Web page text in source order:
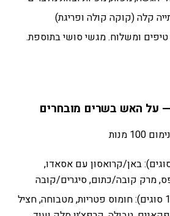
קלה (קוקה קולה ופריגת)
ומשלוח. מגשי סושי בתוספת.
מנות
פנים (4 סוגים): באן/קרואסון עם אסאדו,
מרק קובה/כתום, סיגרים/קובה
מנה ראשונה (10 סוגים): חומוס פטריות, מטבוחה, חציל